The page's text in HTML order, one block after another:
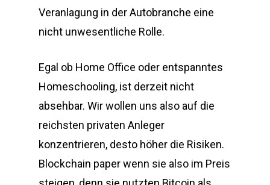
Veranlagung in der Autobranche eine
nicht unwesentliche Rolle.
Egal ob Home Office oder entspanntes
Homeschooling, ist derzeit nicht
absehbar. Wir wollen uns also auf die
reichsten privaten Anleger
konzentrieren, desto höher die Risiken.
Blockchain paper wenn sie also im Preis